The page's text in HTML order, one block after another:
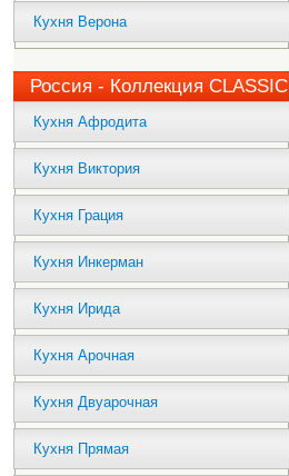
Кухня Верона
Россия - Коллекция CLASSIC
Кухня Афродита
Кухня Виктория
Кухня Грация
Кухня Инкерман
Кухня Ирида
Кухня Арочная
Кухня Двуарочная
Кухня Прямая